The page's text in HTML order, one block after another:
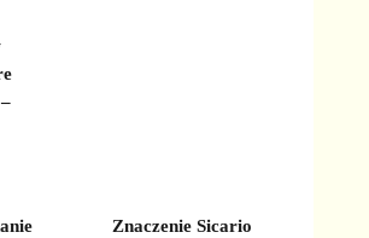
Znaczenie Sicario